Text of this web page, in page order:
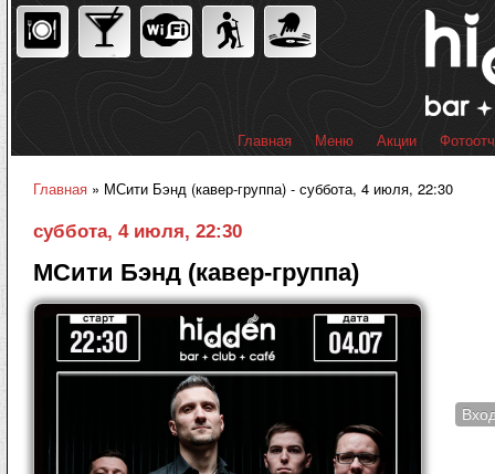
Главное меню
Главная Меню Акции
Главная » МСити Бэнд (кавер-группа) - суббота, 4 июля, 22:30
суббота, 4 июля, 22:30
МСити Бэнд (кавер-группа)